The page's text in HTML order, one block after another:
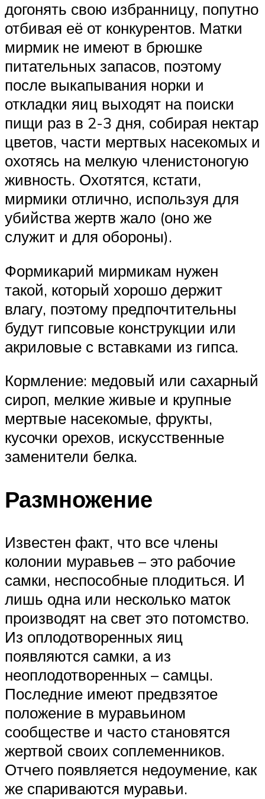
догонять свою избранницу, попутно
отбивая её от конкурентов. Матки
мирмик не имеют в брюшке
питательных запасов, поэтому
после выкапывания норки и
откладки яиц выходят на поиски
пищи раз в 2-3 дня, собирая нектар
цветов, части мертвых насекомых и
охотясь на мелкую членистоногую
живность. Охотятся, кстати,
мирмики отлично, используя для
убийства жертв жало (оно же
служит и для обороны).
Формикарий мирмикам нужен
такой, который хорошо держит
влагу, поэтому предпочтительны
будут гипсовые конструкции или
акриловые с вставками из гипса.
Кормление: медовый или сахарный
сироп, мелкие живые и крупные
мертвые насекомые, фрукты,
кусочки орехов, искусственные
заменители белка.
Размножение
Известен факт, что все члены
колонии муравьев – это рабочие
самки, неспособные плодиться. И
лишь одна или несколько маток
производят на свет это потомство.
Из оплодотворенных яиц
появляются самки, а из
неоплодотворенных – самцы.
Последние имеют предвзятое
положение в муравьином
сообществе и часто становятся
жертвой своих соплеменников.
Отчего появляется недоумение, как
же спариваются муравьи.